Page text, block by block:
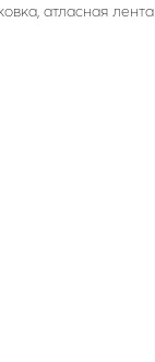
атласная лента